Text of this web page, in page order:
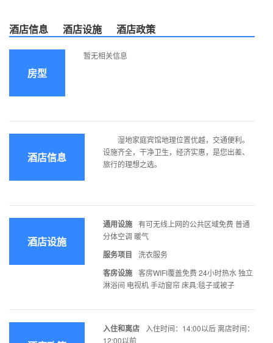
酒店信息 酒店设施 酒店政策
房型
暂无相关信息
酒店信息
湿地家庭宾馆地理位置优越，交通便利。
设施齐全，干净卫生，经济实惠，是您出差、
旅行的理想之选。
酒店设施
通用设施 有可无线上网的公共区域免费 普通
分体空调 暖气
服务项目 洗衣服务
客房设施 客房WIFI覆盖免费 24小时热水 独立
淋浴间 电视机 手动窗帘 床具:毯子或被子
入住和离店
入住时间：14:00以后 离店时间：
12:00以前